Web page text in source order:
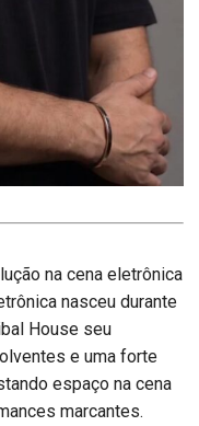
na cena eletrônica
nasceu durante
House seu
e uma forte
espaço na cena
marcantes.